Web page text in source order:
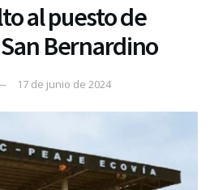
al puesto de
Bernardino
17 de junio de 2024